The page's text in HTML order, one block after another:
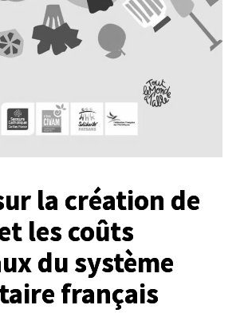
la création de
les coûts
du système
français